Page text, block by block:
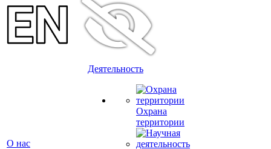
О нас
Деятельность
Охрана
территории